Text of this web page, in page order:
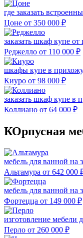
где заказать
Цоне от 350 000 ₽
заказать шкаф купе от
Реджелло от 110 000 ₽
шкафы купе в
Киуро от 98 000 ₽
заказать шкаф купе в
Коллиано от 64 000 ₽
КОрпусная
мебель для ванной на
Альтамура от 642 000
мебель для ванной на
Фортецца от 149 000 ₽
изготовление мебели
Перло от 260 000 ₽